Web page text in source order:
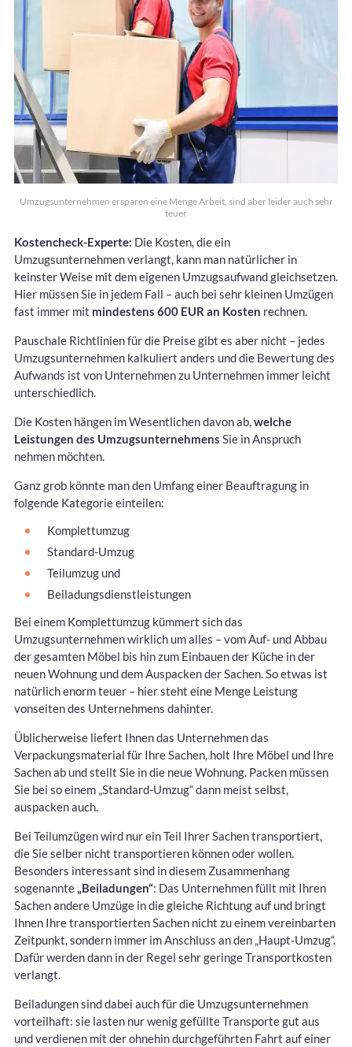
Umzugsunternehmen ersparen eine Menge Arbeit, sind aber leider auch sehr
teuer
Kostencheck-Experte: Die Kosten, die ein
Umzugsunternehmen verlangt, kann man natürlicher in
keinster Weise mit dem eigenen Umzugsaufwand gleichsetzen.
Hier müssen Sie in jedem Fall – auch bei sehr kleinen Umzügen
fast immer mit mindestens 600 EUR an Kosten rechnen.
Pauschale Richtlinien für die Preise gibt es aber nicht – jedes
Umzugsunternehmen kalkuliert anders und die Bewertung des
Aufwands ist von Unternehmen zu Unternehmen immer leicht
unterschiedlich.
Die Kosten hängen im Wesentlichen davon ab,welche
Leistungen des Umzugsunternehmens Sie in Anspruch
nehmen möchten.
Ganz grob könnte man den Umfang einer Beauftragung in
folgende Kategorie einteilen:
Komplettumzug
Standard-Umzug
Teilumzug und
Beiladungsdienstleistungen
Bei einem Komplettumzug kümmert sich das
Umzugsunternehmen wirklich um alles – vom Auf- und Abbau
der gesamten Möbel bis hin zum Einbauen der Küche in der
neuen Wohnung und dem Auspacken der Sachen. So etwas ist
natürlich enorm teuer – hier steht eine Menge Leistung
vonseiten des Unternehmens dahinter.
Üblicherweise liefert Ihnen das Unternehmen das
Verpackungsmaterial für Ihre Sachen, holt Ihre Möbel und Ihre
Sachen ab und stellt Sie in die neue Wohnung. Packen müssen
Sie bei so einem „Standard-Umzug“ dann meist selbst,
auspacken auch.
Bei Teilumzügen wird nur ein Teil Ihrer Sachen transportiert,
die Sie selber nicht transportieren können oder wollen.
Besonders interessant sind in diesem Zusammenhang
sogenannte „Beiladungen“: Das Unternehmen füllt mit Ihren
Sachen andere Umzüge in die gleiche Richtung auf und bringt
Ihnen Ihre transportierten Sachen nicht zu einem vereinbarten
Zeitpunkt, sondern immer im Anschluss an den „Haupt-Umzug“.
Dafür werden dann in der Regel sehr geringe Transportkosten
verlangt.
Beiladungen sind dabei auch für die Umzugsunternehmen
vorteilhaft: sie lasten nur wenig gefüllte Transporte gut aus
und verdienen mit der ohnehin durchgeführten Fahrt auf einer